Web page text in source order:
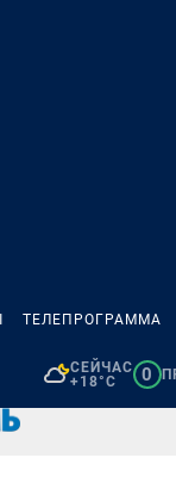
ТЕЛЕПРОГРАММА
СЕЙЧАС
+18°C
0